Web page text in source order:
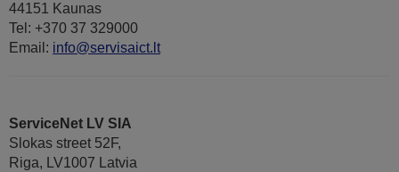
44151 Kaunas
Tel: +370 37 329000
Email: info@servisaict.lt
ServiceNet LV SIA
Slokas street 52F,
Riga, LV1007 Latvia